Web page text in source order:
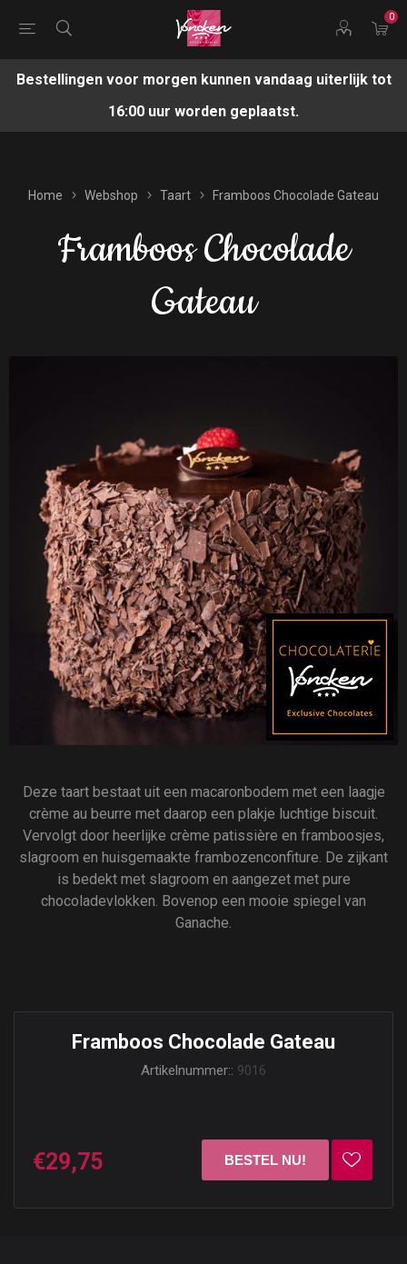
0
Bestellingen voor morgen kunnen vandaag uiterlijk tot
16:00 uur worden geplaatst.
Home Webshop Taart Framboos Chocolade Gateau
Framboos Chocolade
Gateau
Deze taart bestaat uit een macaronbodem met een laagje
crème au beurre met daarop een plakje luchtige biscuit.
Vervolgt door heerlijke crème patissière en framboosjes,
slagroom en huisgemaakte frambozenconfiture. De zijkant
is bedekt met slagroom en aangezet met pure
chocoladevlokken. Bovenop een mooie spiegel van
Ganache.
Framboos Chocolade Gateau
Artikelnummer:: 9016
€29,75